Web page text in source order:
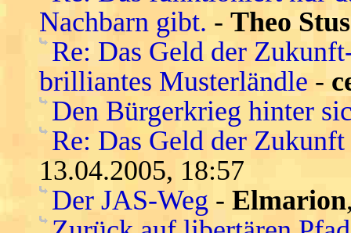
Nachbarn gibt. - Theo
Re: Das Geld der
brilliantes Musterländle -
Den Bürgerkrieg hinter
Re: Das Geld der
13.04.2005, 18:57
Der JAS-Weg - Elmarion